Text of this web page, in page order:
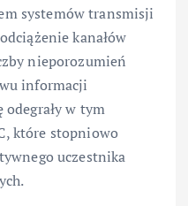
systemów transmisji
kanałów
nieporozumień
informacji
w tym
które stopniowo
uczestnika